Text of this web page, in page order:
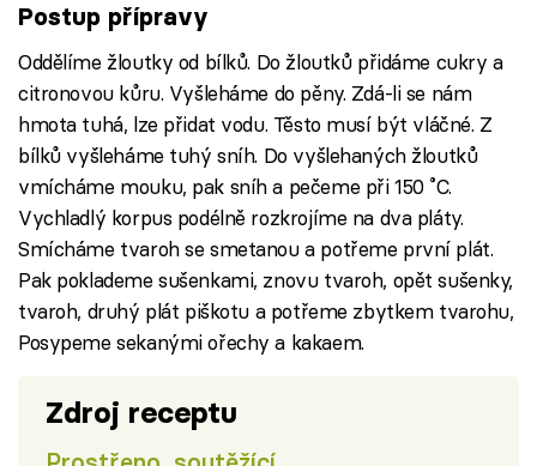
Postup přípravy
Oddělíme žloutky od bílků. Do žloutků přidáme cukry a
citronovou kůru. Vyšleháme do pěny. Zdá-li se nám
hmota tuhá, lze přidat vodu. Těsto musí být vláčné. Z
bílků vyšleháme tuhý sníh. Do vyšlehaných žloutků
vmícháme mouku, pak sníh a pečeme při 150 ˚C.
Vychladlý korpus podélně rozkrojíme na dva pláty.
Smícháme tvaroh se smetanou a potřeme první plát.
Pak poklademe sušenkami, znovu tvaroh, opět sušenky,
tvaroh, druhý plát piškotu a potřeme zbytkem tvarohu,
Posypeme sekanými ořechy a kakaem.
Zdroj receptu